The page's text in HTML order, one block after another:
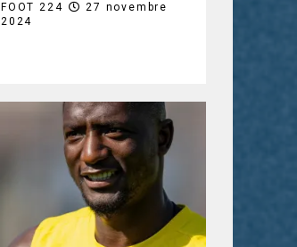
FOOT 224
27 novembre
2024